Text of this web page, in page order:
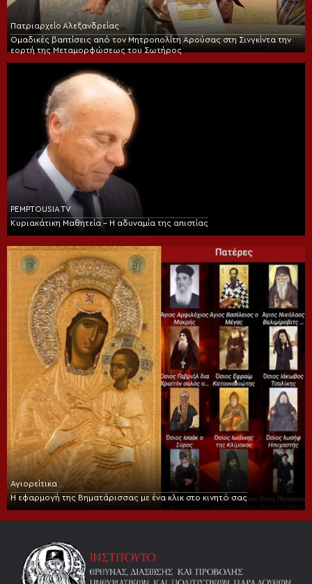
Πατριαρχείο Αλεξανδρείας
Ομαδικές βαπτίσεις από τον Μητροπολίτη Αρούσας στη Σινγκίντα την
εορτή της Μεταμορφώσεως του Σωτήρος
PEMPTOUSIA TV
Κυριακάτικη Μαθητεία – Η αδυναμία της απιστίας
Αγιορείτικα
Η εφαρμογή της Βηματάρισσας με ένα κλικ στο κινητό σας